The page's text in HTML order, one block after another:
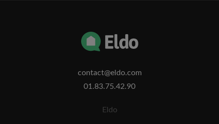
contact@eldo.com
01.83.75.42.90
Eldo